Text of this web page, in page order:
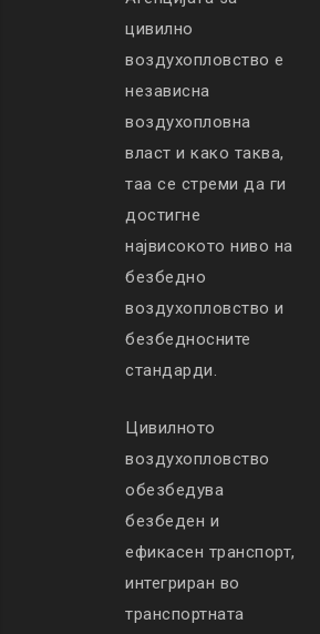
цивилно
воздухопловство е
независна
воздухопловна
власт и како таква,
таа се стреми да ги
достигне
највисокото ниво на
безбедно
воздухопловство и
безбедносните
стандарди.
Цивилното
воздухопловство
обезбедува
безбеден и
ефикасен транспорт,
интегриран во
транспортната